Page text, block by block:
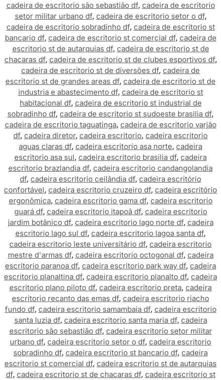
cadeira de escritorio são sebastião df, cadeira de escritorio
setor militar urbano df, cadeira de escritorio setor o df,
cadeira de escritorio sobradinho df, cadeira de escritorio st
bancario df, cadeira de escritorio st comercial df, cadeira de
escritorio st de autarquias df, cadeira de escritorio st de
chacaras df, cadeira de escritorio st de clubes esportivos df,
cadeira de escritorio st de diversões df, cadeira de
escritorio st de grandes areas df, cadeira de escritorio st de
industria e abastecimento df, cadeira de escritorio st
habitacional df, cadeira de escritorio st industrial de
sobradinho df, cadeira de escritorio st sudoeste brasilia df,
cadeira de escritorio taguatinga, cadeira de escritorio varjão
df, cadeira diretor, cadeira escritorio, cadeira escritorio
aguas claras df, cadeira escritorio asa norte, cadeira
escritorio asa sul, cadeira escritorio brasilia df, cadeira
escritorio brazlandia df, cadeira escritorio candangolandia
df, cadeira escritorio ceilândia df, cadeira escritório
confortável, cadeira escritorio cruzeiro df, cadeira escritório
ergonômica, cadeira escritorio gama df, cadeira escritorio
guará df, cadeira escritorio itapoã df, cadeira escritorio
jardim botânico df, cadeira escritorio lago norte df, cadeira
escritorio lago sul df, cadeira escritorio lagoa santa df,
cadeira escritorio leste universitário df, cadeira escritorio
mestre d'armas df, cadeira escritorio octogonal df, cadeira
escritorio paranoa df, cadeira escritorio park way df, cadeira
escritorio planaltina df, cadeira escritorio planalto df, cadeira
escritorio plano piloto df, cadeira escritorio preta, cadeira
escritorio recanto das emas df, cadeira escritorio riacho
fundo df, cadeira escritorio samambaia df, cadeira escritorio
santa luzia df, cadeira escritorio santa maria df, cadeira
escritorio são sebastião df, cadeira escritorio setor militar
urbano df, cadeira escritorio setor o df, cadeira escritorio
sobradinho df, cadeira escritorio st bancario df, cadeira
escritorio st comercial df, cadeira escritorio st de autarquias
df, cadeira escritorio st de chacaras df, cadeira escritorio st